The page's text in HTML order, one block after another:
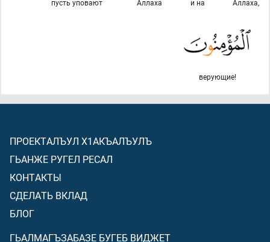
Аллаха,
и на
Аллаха
пусть уповают
верующие!
ПРОЕКТАЛЪУЛ Х1АКЪАЛЪУЛЪ
ГЬАНЖЕ РУГЕЛ РЕСАЛ
КОНТАКТЫ
СДЕЛАТЬ ВКЛАД
БЛОГ
ГЬАЛМАГЪЗАБАЗЕ БУГЕБ ВИДЖЕТ